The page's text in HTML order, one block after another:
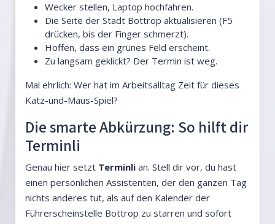
Wecker stellen, Laptop hochfahren.
Die Seite der Stadt Bottrop aktualisieren (F5
drücken, bis der Finger schmerzt).
Hoffen, dass ein grünes Feld erscheint.
Zu langsam geklickt? Der Termin ist weg.
Mal ehrlich: Wer hat im Arbeitsalltag Zeit für dieses
Katz-und-Maus-Spiel?
Die smarte Abkürzung: So hilft dir
Terminli
Genau hier setzt Terminli an. Stell dir vor, du hast
einen persönlichen Assistenten, der den ganzen Tag
nichts anderes tut, als auf den Kalender der
Führerscheinstelle Bottrop zu starren und sofort